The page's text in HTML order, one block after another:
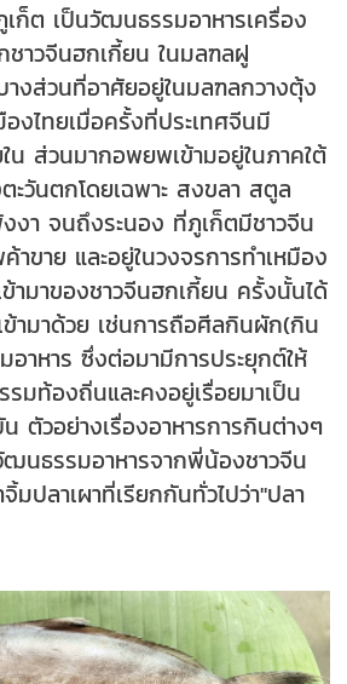
ต เป็นวัฒนธรรมอาหารเครื่อง
ชาวจีนฮกเกี้ยน ในมลฑลฝู
างส่วนที่อาศัยอยู่ในมลฑลกวางตุ้ง
งไทยเมื่อครั้งที่ประเทศจีนมี
น ส่วนมากอพยพเข้ามอยู่ในภาคใต้
วันตกโดยเฉพาะ สงขลา สตูล
งา จนถึงระนอง ที่ภูเก็ตมีชาวจีน
าขาย และอยู่ในวงจรการทำเหมือง
ามาของชาวจีนฮกเกี้ยน ครั้งนั้นได้
ามาด้วย เช่นการถือศีลกินผัก(กิน
าหาร ซึ่งต่อมามีการประยุกต์ให้
มท้องถิ่นและคงอยู่เรื่อยมาเป็น
ตัวอย่างเรื่องอาหารการกินต่างๆ
นธรรมอาหารจากพี่น้องชาวจีน
มปลาเผาที่เรียกกันทั่วไปว่า"ปลา